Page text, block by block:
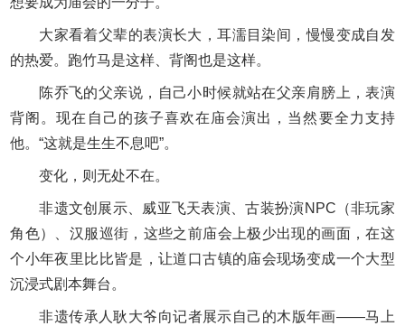
大家看着父辈的表演长大，耳濡目染间，慢慢变成自发
的热爱。跑竹马是这样、背阁也是这样。
陈乔飞的父亲说，自己小时候就站在父亲肩膀上，表演
背阁。现在自己的孩子喜欢在庙会演出，当然要全力支持
他。“这就是生生不息吧”。
变化，则无处不在。
非遗文创展示、威亚飞天表演、古装扮演NPC（非玩家
角色）、汉服巡街，这些之前庙会上极少出现的画面，在这
个小年夜里比比皆是，让道口古镇的庙会现场变成一个大型
沉浸式剧本舞台。
非遗传承人耿大爷向记者展示自己的木版年画——马上